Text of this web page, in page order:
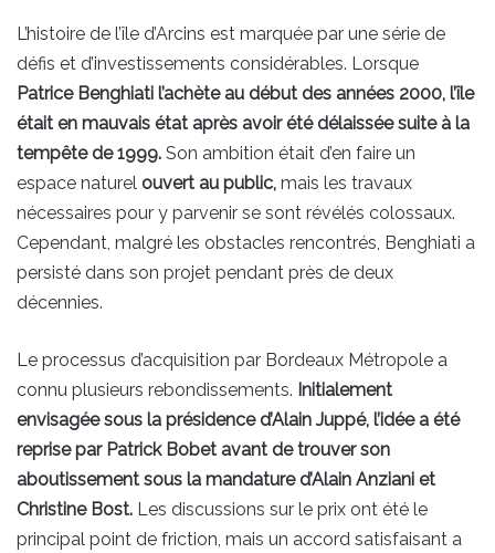
L’histoire de l’île d’Arcins est marquée par une série de
défis et d’investissements considérables. Lorsque
Patrice Benghiati l’achète au début des années 2000, l’île
était en mauvais état après avoir été délaissée suite à la
tempête de 1999. Son ambition était d’en faire un
espace naturel ouvert au public, mais les travaux
nécessaires pour y parvenir se sont révélés colossaux.
Cependant, malgré les obstacles rencontrés, Benghiati a
persisté dans son projet pendant près de deux
décennies.
Le processus d’acquisition par Bordeaux Métropole a
connu plusieurs rebondissements. Initialement
envisagée sous la présidence d’Alain Juppé, l’idée a été
reprise par Patrick Bobet avant de trouver son
aboutissement sous la mandature d’Alain Anziani et
Christine Bost. Les discussions sur le prix ont été le
principal point de friction, mais un accord satisfaisant a